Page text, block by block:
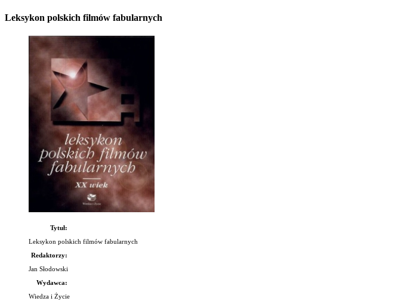
Leksykon polskich filmów fabularnych
Tytuł:
Leksykon polskich filmów fabularnych
Redaktorzy:
Jan Słodowski
Wydawca:
Wiedza i Życie